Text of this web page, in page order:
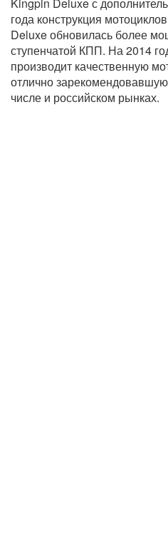
года конструкция
Deluxe обновилась более
ступенчатой КПП. На 2014
производит качественную
отлично
числе и российском рынках.